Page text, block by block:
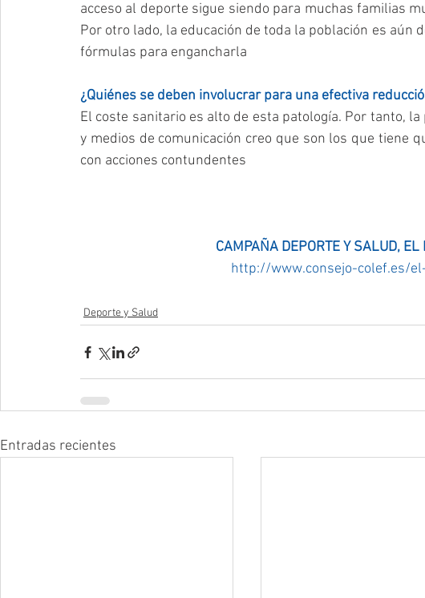
acceso al deporte sigue siendo para muchas familias
Por otro lado, la educación de toda la población es aún
fórmulas para engancharla
¿Quiénes se deben involucrar para una efectiva
El coste sanitario es alto de esta patología. Por tanto,
y medios de comunicación creo que son los que tiene
con acciones contundentes
CAMPAÑA DEPORTE Y SALUD, EL
http://www.consejo-colef.es/
Deporte y Salud
Entradas recientes